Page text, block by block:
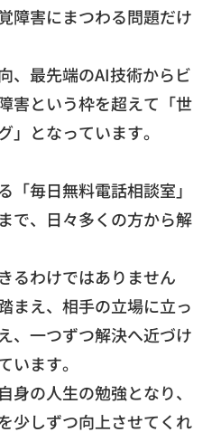
障害にまつわる問題だけ
最先端のAI技術からビ
害という枠を超えて「世
」 となっています。
「毎日無料電話相談室」
で、日々多くの方から解
るわけではありません
まえ、 相手の立場に立っ
一つずつ解決へ近づけ
います。
身の人生の勉強となり、
少しずつ向上させてくれ